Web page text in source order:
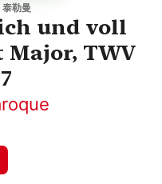
勒曼
und voll
TWV